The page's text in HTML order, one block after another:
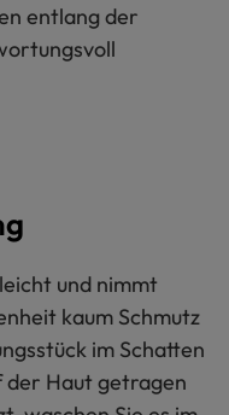
entlang der
und nimmt
kaum Schmutz
im Schatten
der Haut getragen